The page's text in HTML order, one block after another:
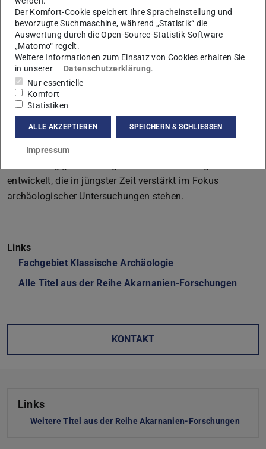
Überlegungen zur aktuellen Erforschung von
Tonerzeugnissen in Akarnanien vorgestellt. In einem
Artikel wird das Konzept der Diagnostizität von
Gefäßkeramik diskutiert, durch das die verschiedenen
Ebenen von Keramikanalysen adäquater berücksichtigt
werden können. Ebenso wird auf die Problematik
massenhaft vorhandener Keramik eingegangen, deren
Aufarbeitung aufgrund der Menge eigene
Artikel werden methodische Vorschläge für die künftige
entwickelt, die in jüngster Zeit verstärkt im Fokus
archäologischer Untersuchungen stehen.
Links
Fachgebiet Klassische Archäologie
Alle Titel aus der Reihe Akarnanien-Forschungen
KONTAKT
Links
Weitere Titel aus der Reihe Akarnanien-Forschungen
Der Komfort-Cookie speichert Ihre Spracheinstellung und
bevorzugte Suchmaschine, während „Statistik“ die
Auswertung durch die Open-Source-Statistik-Software
„Matomo“ regelt.
Weitere Informationen zum Einsatz von Cookies erhalten Sie
in unserer
Datenschutzerklärung.
Nur essentielle
Komfort
Statistiken
ALLE AKZEPTIEREN SPEICHERN & SCHLIESSEN
Impressum